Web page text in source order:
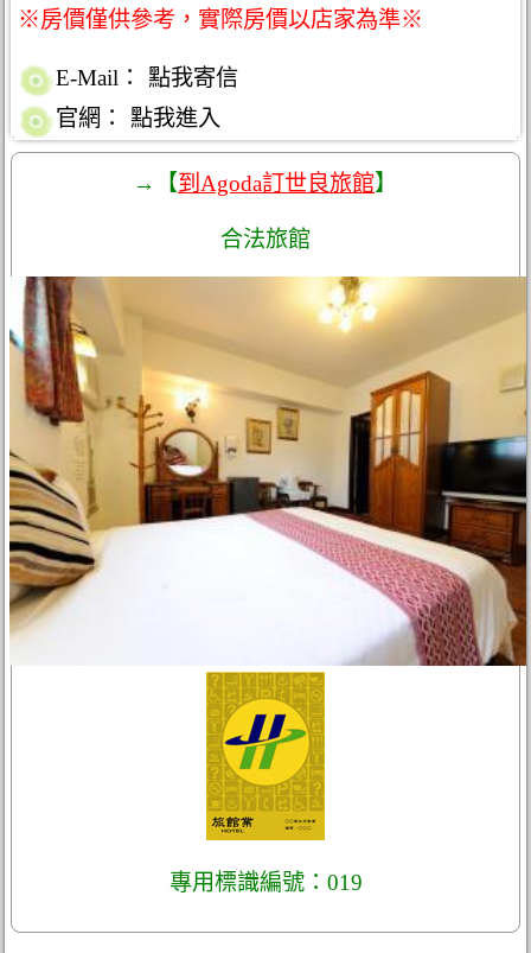
※房價僅供參考，實際房價以店家為準※
E-Mail：
點我寄信
官網：
點我進入
→【到Agoda訂世良旅館】
合法旅館
專用標識編號：019